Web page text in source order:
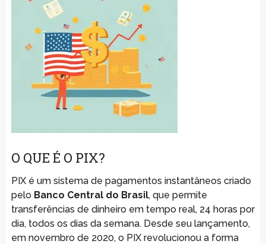
O QUE É O PIX?
PIX é um sistema de pagamentos instantâneos criado
pelo Banco Central do Brasil, que permite
transferências de dinheiro em tempo real, 24 horas por
dia, todos os dias da semana. Desde seu lançamento,
em novembro de 2020, o PIX revolucionou a forma